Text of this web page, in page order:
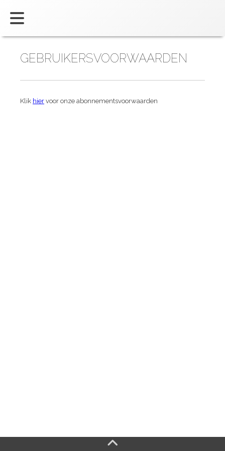
GEBRUIKERSVOORWAARDEN
Klik hier voor onze abonnementsvoorwaarden